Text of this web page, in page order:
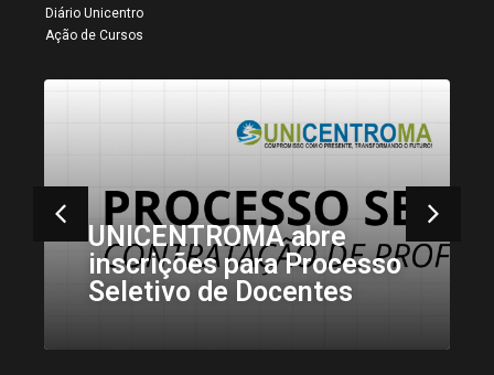
Diário Unicentro
Ação de Cursos
Acadêmicos de
Psicologia da Unicentro
Realizam Visita ao Lar de
Idosos Centro Emaús